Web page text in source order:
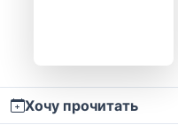
Хочу прочитать